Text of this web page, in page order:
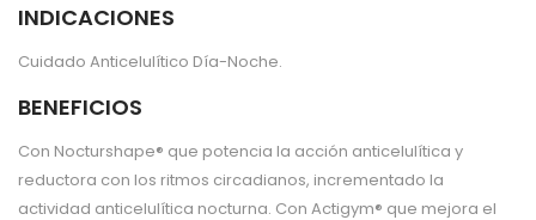
INDICACIONES
Cuidado Anticelulítico Día-Noche.
BENEFICIOS
Con Nocturshape® que potencia la acción anticelulítica y
reductora con los ritmos circadianos, incrementado la
actividad anticelulítica nocturna. Con Actigym® que mejora el